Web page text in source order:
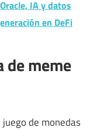
IA y datos
en DeFi
de meme
de monedas